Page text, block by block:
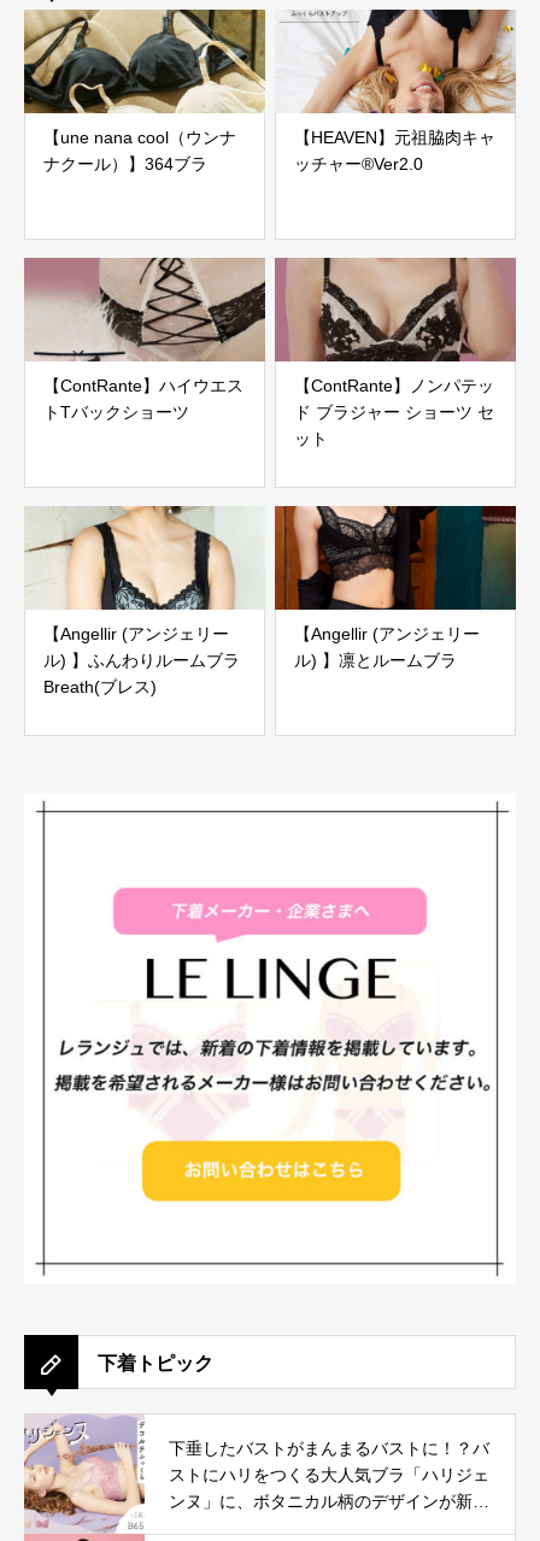
【une nana cool（ウンナ
ナクール）】364ブラ
【HEAVEN】元祖脇肉キャ
ッチャー®Ver2.0
【ContRante】ハイウエス
トTバックショーツ
【ContRante】ノンパテッ
ド ブラジャー ショーツ セ
ット
【Angellir (アンジェリー
ル) 】ふんわりルームブラ
Breath(ブレス)
【Angellir (アンジェリー
ル) 】凛とルームブラ
下着トピック
下垂したバストがまんまるバストに！？バ
ストにハリをつくる大人気ブラ「ハリジェ
ンヌ」に、ボタニカル柄のデザインが新登